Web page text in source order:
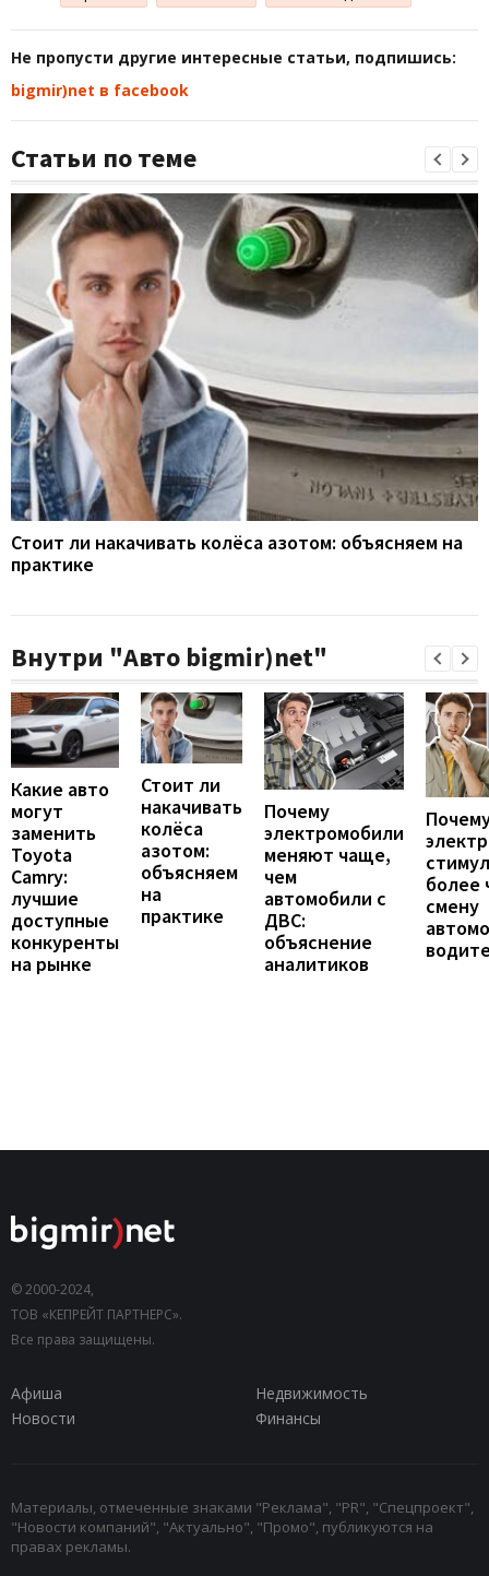
Не пропусти другие интересные статьи, подпишись:
bigmir)net в facebook
Статьи по теме
Стоит ли накачивать колёса азотом: объясняем на
практике
Внутри "Авто bigmir)net"
Какие авто
могут
заменить
Toyota
Camry:
лучшие
доступные
конкуренты
на рынке
Стоит ли
накачивать
колёса
азотом:
объясняем
на
практике
Почему
электромобили
меняют чаще,
чем
автомобили с
ДВС:
объяснение
аналитиков
более
смену
© 2000-2024,
ТОВ «КЕПРЕЙТ ПАРТНЕРС».
Все права защищены.
Афиша
Недвижимость
Новости
Финансы
Материалы, отмеченные знаками "Реклама", "PR", "Спецпроект",
"Новости компаний", "Актуально", "Промо", публикуются на
правах рекламы.